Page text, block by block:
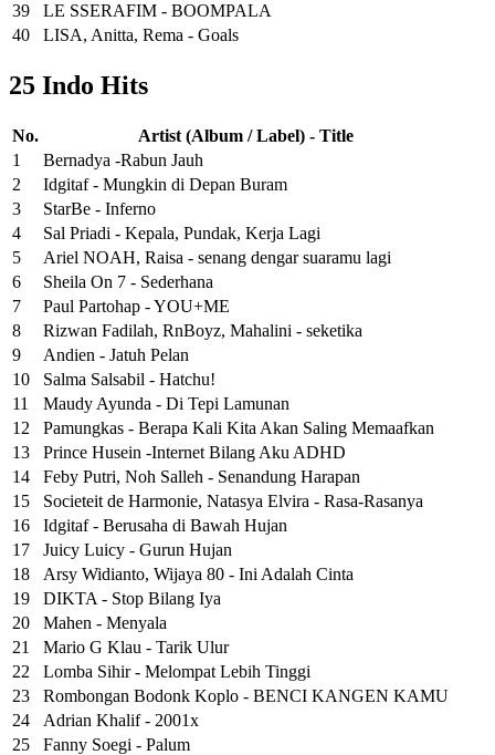
39
LE SSERAFIM - BOOMPALA
40
LISA, Anitta, Rema - Goals
25 Indo Hits
No.
Artist (Album / Label) - Title
1
Bernadya -Rabun Jauh
2
Idgitaf - Mungkin di Depan Buram
3
StarBe - Inferno
4
Sal Priadi - Kepala, Pundak, Kerja Lagi
5
Ariel NOAH, Raisa - senang dengar suaramu lagi
6
Sheila On 7 - Sederhana
7
Paul Partohap - YOU+ME
8
Rizwan Fadilah, RnBoyz, Mahalini - seketika
9
Andien - Jatuh Pelan
10
Salma Salsabil - Hatchu!
11
Maudy Ayunda - Di Tepi Lamunan
12
Pamungkas - Berapa Kali Kita Akan Saling Memaafkan
13
Prince Husein -Internet Bilang Aku ADHD
14
Feby Putri, Noh Salleh - Senandung Harapan
15
Societeit de Harmonie, Natasya Elvira - Rasa-Rasanya
16
Idgitaf - Berusaha di Bawah Hujan
17
Juicy Luicy - Gurun Hujan
18
Arsy Widianto, Wijaya 80 - Ini Adalah Cinta
19
DIKTA - Stop Bilang Iya
20
Mahen - Menyala
21
Mario G Klau - Tarik Ulur
22
Lomba Sihir - Melompat Lebih Tinggi
23
Rombongan Bodonk Koplo - BENCI KANGEN KAMU
24
Adrian Khalif - 2001x
25
Fanny Soegi - Palum